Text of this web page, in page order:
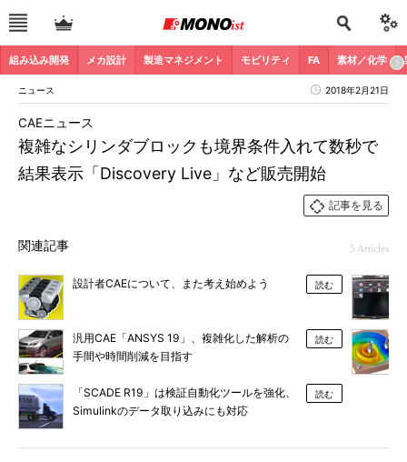
組み込み開発 メカ設計 製造マネジメント モビリティ FA 素材／化学
ニュース 2018年2月21日
複雑なシリンダブロックも境界条件入れて数秒で
結果表示「Discovery Live」など販売開始
CAEニュース
記事を見る
関連記事 5 Articles
設計者CAEについて、また考え始めよう 読む
汎用CAE「ANSYS 19」、複雑化した解析の
手間や時間削減を目指す
読む
「SCADE R19」は検証自動化ツールを強化、
Simulinkのデータ取り込みにも対応
読む